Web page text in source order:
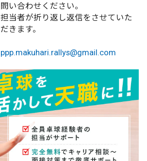
問い合わせください。
担当者が折り返し返信をさせていた
だきます。
ppp.makuhari.rallys@gmail.com